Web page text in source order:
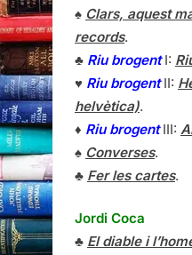
♠ Clars, aquest
records.
♣ Riu brogentI:
♥ Riu brogentII:
helvètica).
♦ Riu brogentIII:
♠ Converses.
♣ Fer les cartes.
Jordi Coca
♣ El diable i